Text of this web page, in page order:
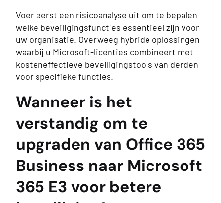
Voer eerst een risicoanalyse uit om te bepalen
welke beveiligingsfuncties essentieel zijn voor
uw organisatie. Overweeg hybride oplossingen
waarbij u Microsoft-licenties combineert met
kosteneffectieve beveiligingstools van derden
voor specifieke functies.
Wanneer is het
verstandig om te
upgraden van Office 365
Business naar Microsoft
365 E3 voor betere